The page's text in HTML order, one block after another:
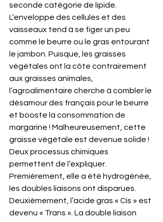
seconde catégorie de lipide.
L’enveloppe des cellules et des
vaisseaux tend à se figer un peu
comme le beurre ou le gras entourant
le jambon. Puisque, les graisses
végétales ont la côte contrairement
aux graisses animales,
l’agroalimentaire cherche à combler le
désamour des français pour le beurre
et booste la consommation de
margarine ! Malheureusement, cette
graisse végétale est devenue solide !
Deux processus chimiques
permettent de l’expliquer.
Premièrement, elle a été hydrogénée,
les doubles liaisons ont disparues.
Deuxièmement, l’acide gras « Cis » est
devenu « Trans ». La double liaison